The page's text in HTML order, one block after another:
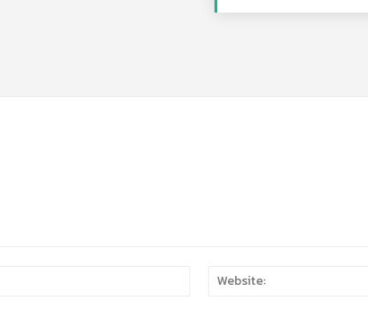
Email: